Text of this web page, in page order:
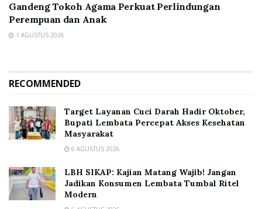
Gandeng Tokoh Agama Perkuat Perlindungan
Perempuan dan Anak
1 AGUSTUS 2026
RECOMMENDED
Target Layanan Cuci Darah Hadir Oktober,
Bupati Lembata Percepat Akses Kesehatan
Masyarakat
6 AGUSTUS 2026
LBH SIKAP: Kajian Matang Wajib! Jangan
Jadikan Konsumen Lembata Tumbal Ritel
Modern